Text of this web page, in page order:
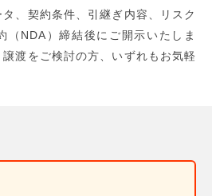
、契約条件、引継ぎ内容、リスク
（NDA）締結後にご開示いたしま
渡をご検討の方、いずれもお気軽